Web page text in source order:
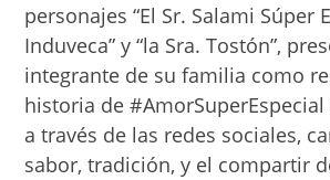
personajes “El Sr. Salami Súper
Induveca” y “la Sra. Tostón”,
integrante de su familia como
historia de
a través de las redes sociales,
sabor, tradición, y el compartir